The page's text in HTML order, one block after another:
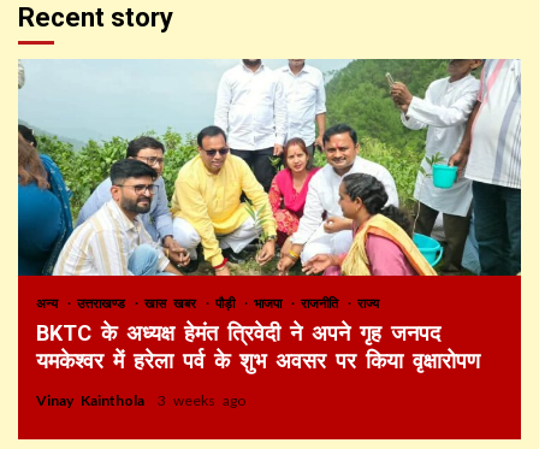
Recent story
अन्य उत्तराखण्ड खास खबर पौड़ी भाजपा राजनीति राज्य
BKTC के अध्यक्ष हेमंत त्रिवेदी ने अपने गृह जनपद
यमकेश्वर में हरेला पर्व के शुभ अवसर पर किया वृक्षारोपण
Vinay Kainthola 3 weeks ago